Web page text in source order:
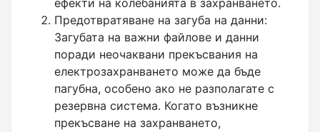
ефекти на колебанията в захранването.
Предотвратяване на загуба на данни:
Загубата на важни файлове и данни
поради неочаквани прекъсвания на
електрозахранването може да бъде
пагубна, особено ако не разполагате с
резервна система. Когато възникне
прекъсване на захранването,